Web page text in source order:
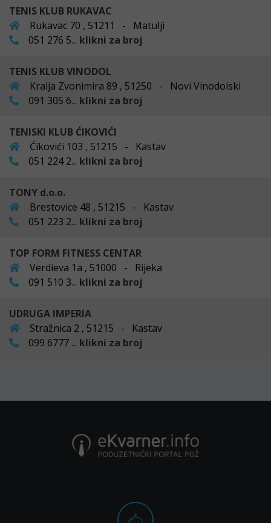
TENIS KLUB RUKAVAC
Rukavac 70 , 51211 - Matulji
051 276 5... klikni za broj
TENIS KLUB VINODOL
Kralja Zvonimira 89 , 51250 - Novi Vinodolski
091 305 6... klikni za broj
TENISKI KLUB ĆIKOVIĆI
Ćikovići 103 , 51215 - Kastav
051 224 2... klikni za broj
TONY d.o.o.
Brestovice 48 , 51215 - Kastav
051 223 2... klikni za broj
TOP FORM FITNESS CENTAR
Verdieva 1a , 51000 - Rijeka
091 510 3... klikni za broj
UDRUGA IMPERIA
Stražnica 2 , 51215 - Kastav
099 6777 ... klikni za broj